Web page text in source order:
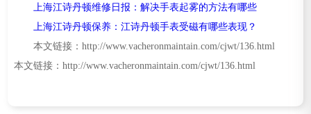
上海江诗丹顿维修日报：解决手表起雾的方法有哪些
上海江诗丹顿保养：江诗丹顿手表受磁有哪些表现？
本文链接：http://www.vacheronmaintain.com/cjwt/136.html
本文链接：http://www.vacheronmaintain.com/cjwt/136.html